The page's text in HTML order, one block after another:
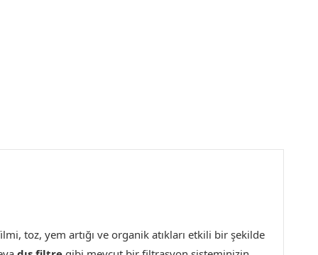
toz, yem artığı ve organik atıkları etkili bir şekilde